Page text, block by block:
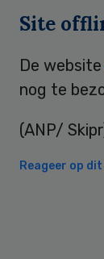
Site
De website
nog te
(ANP/
Reageer op